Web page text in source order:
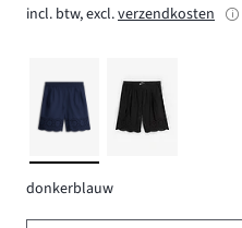
incl. btw, excl.verzendkosten
donkerblauw